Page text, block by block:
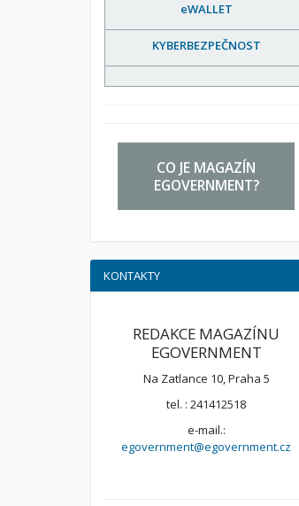
eWALLET
KYBERBEZPEČNOST
CO JE MAGAZÍN
EGOVERNMENT?
KONTAKTY
REDAKCE MAGAZÍNU
EGOVERNMENT
Na Zatlance 10, Praha 5
tel. : 241412518
e-mail.:
egovernment@egovernment.cz